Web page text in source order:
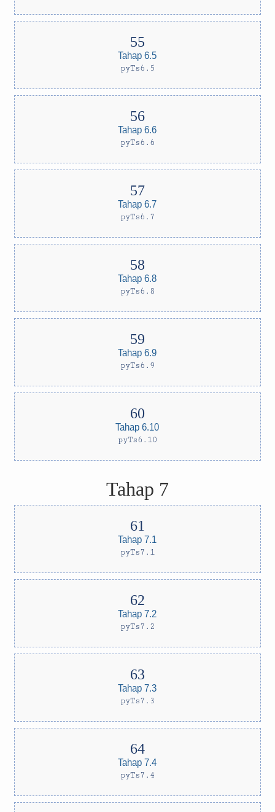
Tahap 6.5
pyTs6.5
Tahap 6.6
pyTs6.6
Tahap 6.7
pyTs6.7
Tahap 6.8
pyTs6.8
Tahap 6.9
pyTs6.9
Tahap 6.10
pyTs6.10
Tahap 7
Tahap 7.1
pyTs7.1
Tahap 7.2
pyTs7.2
Tahap 7.3
pyTs7.3
Tahap 7.4
pyTs7.4